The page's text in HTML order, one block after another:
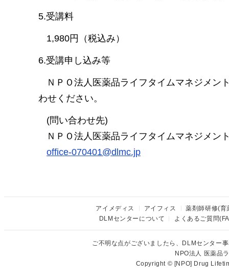
5.受講料
1,980円（税込み）
6.受講申し込み等
ＮＰＯ法人医薬品ライフタイムマネジメン
わせください。
(問い合わせ先)
ＮＰＯ法人医薬品ライフタイムマネジメン
office-070401@dlmc.jp
アイメディス アイフィス
薬剤師研修(育
DLMセンターについて
よくあるご質問
ご不明な点がございましたら、DLMセンター
NPO法人 医薬品
Copyright © [NPO] Drug